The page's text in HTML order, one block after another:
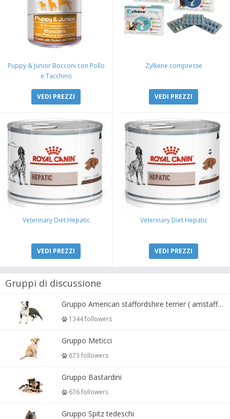
Puppy & Junior Bocconi con Pollo
e Tacchino
VEDI PREZZI
Zylkene compresse
VEDI PREZZI
Veterinary Diet Hepatic
VEDI PREZZI
Veterinary Diet Hepatic
VEDI PREZZI
Gruppi di discussione
Gruppo American staffordshire terrier ( amstaff, amastaff )
1344 followers
Gruppo Meticci
873 followers
Gruppo Bastardini
676 followers
Gruppo Spitz tedeschi